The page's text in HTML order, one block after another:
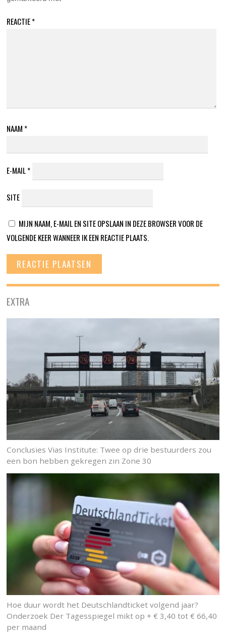
REACTIE*
NAAM *
E-MAIL*
SITE
MIJN NAAM, E-MAIL EN SITE OPSLAAN IN DEZE BROWSER VOOR DE
VOLGENDE KEER WANNEER IK EEN REACTIE PLAATS.
EXTRA
Conclusies Vias Institute: Twee op drie bestuurders zou
een bon hebben gekregen zin Zone 30
Hoe duur wordt het Deutschlandticket volgend jaar?
Onderzoek Der Tagesspiegel mikt op + € 3,40 tot € 66,40
per maand